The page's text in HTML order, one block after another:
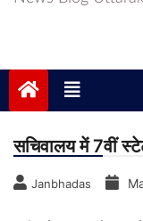
सचिवालय में 7वीं
Janbhadas